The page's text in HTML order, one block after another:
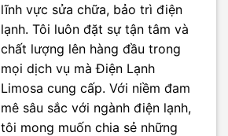
lĩnh vực sửa chữa, bảo trì điện
lạnh. Tôi luôn đặt sự tận tâm và
chất lượng lên hàng đầu trong
mọi dịch vụ mà Điện Lạnh
Limosa cung cấp. Với niềm đam
mê sâu sắc với ngành điện lạnh,
tôi mong muốn chia sẻ những